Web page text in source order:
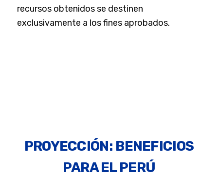
recursos obtenidos se destinen
exclusivamente a los fines aprobados.
PROYECCIÓN: BENEFICIOS
PARA EL PERÚ